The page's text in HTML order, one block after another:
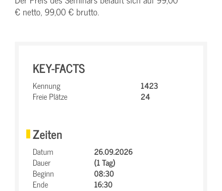
€ netto, 99,00 € brutto.
KEY-FACTS
Kennung
1423
Freie Plätze
24
Zeiten
Datum
26.09.2026
Dauer
(1 Tag)
Beginn
08:30
Ende
16:30